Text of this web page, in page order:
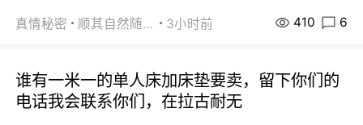
真情秘密 顺其自然随缘 3小时前 410 6
谁有一米一的单人床加床垫要卖，留下你们的
电话我会联系你们，在拉古耐无